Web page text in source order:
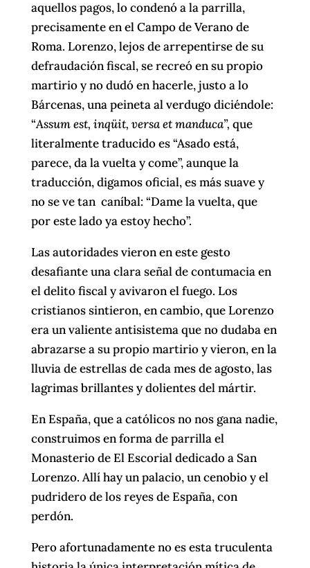
aquellos pagos, lo condenó a la parrilla,
precisamente en el Campo de Verano de
Roma. Lorenzo, lejos de arrepentirse de su
defraudación fiscal, se recreó en su propio
martirio y no dudó en hacerle, justo a lo
Bárcenas, una peineta al verdugo diciéndole:
“Assum est, inqüit, versa et manduca”, que
literalmente traducido es “Asado está,
parece, da la vuelta y come”, aunque la
traducción, digamos oficial, es más suave y
no se ve tan caníbal: “Dame la vuelta, que
por este lado ya estoy hecho”.
Las autoridades vieron en este gesto
desafiante una clara señal de contumacia en
el delito fiscal y avivaron el fuego. Los
cristianos sintieron, en cambio, que Lorenzo
era un valiente antisistema que no dudaba en
abrazarse a su propio martirio y vieron, en la
lluvia de estrellas de cada mes de agosto, las
lagrimas brillantes y dolientes del mártir.
En España, que a católicos no nos gana nadie,
construimos en forma de parrilla el
Monasterio de El Escorial dedicado a San
Lorenzo. Allí hay un palacio, un cenobio y el
pudridero de los reyes de España, con
perdón.
Pero afortunadamente no es esta truculenta